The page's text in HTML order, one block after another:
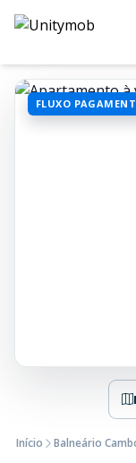
FLUXO
Início Balneário